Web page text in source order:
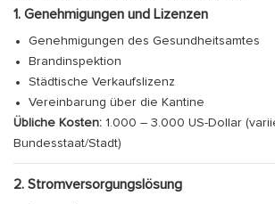
1. Genehmigungen und Lizenzen
Genehmigungen des Gesundheitsamtes
Brandinspektion
Städtische Verkaufslizenz
Vereinbarung über die Kantine
Übliche Kosten: 1.000 – 3.000 US-Dollar
Bundesstaat/Stadt)
2. Stromversorgungslösung